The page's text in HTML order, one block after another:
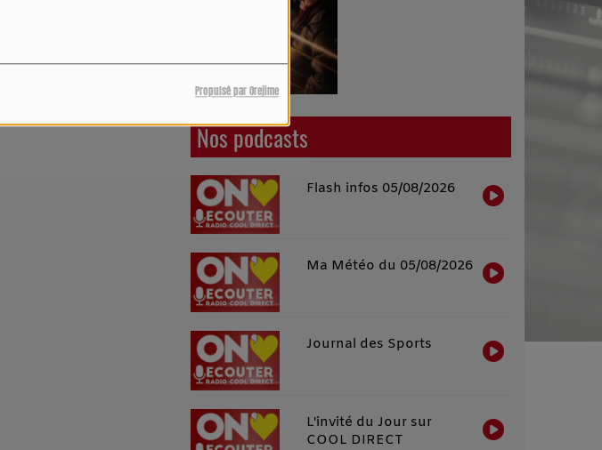
Propulsé par Orejime
Nos podcasts
Flash infos 05/08/2026
Ma Météo du 05/08/2026
Journal des Sports
L'invité du Jour sur
COOL DIRECT